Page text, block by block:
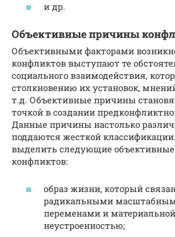
и др.
Объективные причины
Объективными факторами
конфликтов выступают те
социального взаимодействия,
столкновению их установок,
т.д. Объективные причины
точкой в создании
Данные причины настолько
поддаются жесткой
выделить следующие
конфликтов:
образ жизни, который
радикальными
переменами и материальной
неустроенностью;